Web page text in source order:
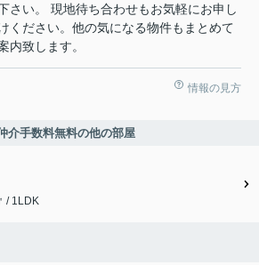
さい。 現地待ち合わせもお気軽にお申し
ください。他の気になる物件もまとめて
内致します。
情報の見方
手数料無料の他の部屋
/ 1LDK